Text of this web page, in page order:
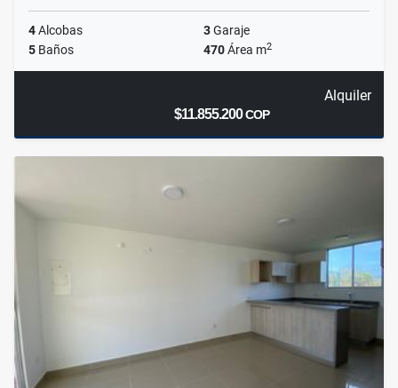
4Alcobas 3Garaje
5 Baños 470Área m2
Alquiler
$11.855.200COP